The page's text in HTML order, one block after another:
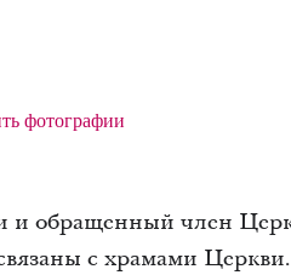
фотографии
обращенный член
с храмами